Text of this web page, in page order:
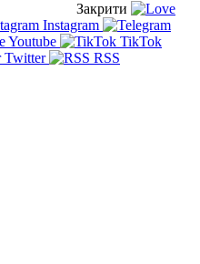
Закрити
Instagram
Youtube
TikTok
Twitter RSS